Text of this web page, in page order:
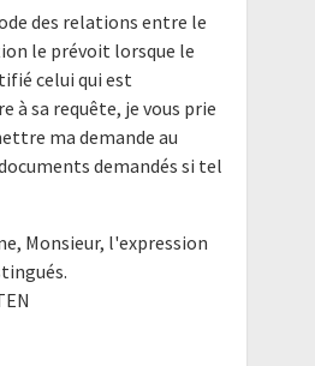
des relations entre le
le prévoit lorsque le
celui qui est
à sa requête, je vous prie
ma demande au
demandés si tel
Monsieur, l'expression